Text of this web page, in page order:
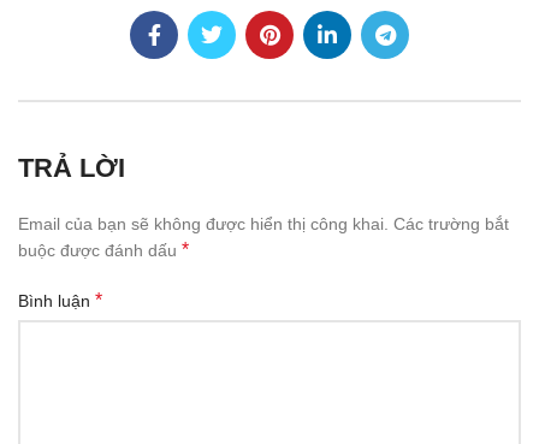
TRẢ LỜI
Email của bạn sẽ không được hiển thị công khai. Các trường bắt
buộc được đánh dấu *
Bình luận *